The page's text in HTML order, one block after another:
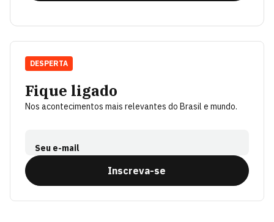
Fique ligado
Nos acontecimentos mais relevantes do Brasil e mundo.
Seu e-mail
Inscreva-se
DESPERTA